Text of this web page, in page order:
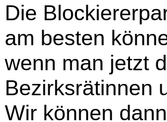
Die
am besten
wenn man jetzt
Bezirksrätinnen
Wir können